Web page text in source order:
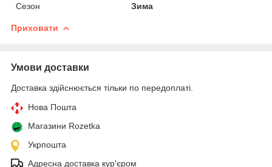
Сезон
Зима
Приховати
Умови доставки
Доставка здійснюється тільки по передоплаті.
Нова Пошта
Магазини Rozetka
Укрпошта
Адресна доставка кур'єром